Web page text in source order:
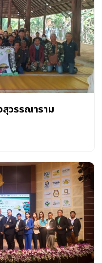
วรรณาราม